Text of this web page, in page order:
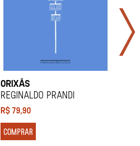
ORIXÁS
REGINALDO PRANDI
R$79,90
COMPRAR